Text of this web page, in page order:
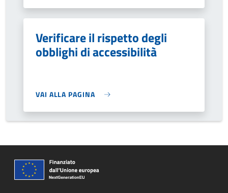
Verificare il rispetto degli
obblighi di accessibilità
VAI ALLA PAGINA